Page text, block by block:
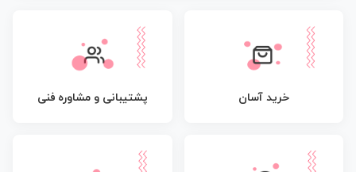
خرید آسان پشتیبانی و مشاوره فنی